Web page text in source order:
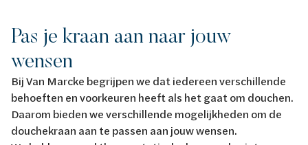
Pas je kraan aan naar jouw
wensen
Bij Van Marcke begrijpen we dat iedereen verschillende
behoeften en voorkeuren heeft als het gaat om douchen.
Daarom bieden we verschillende mogelijkheden om de
douchekraan aan te passen aan jouw wensen.